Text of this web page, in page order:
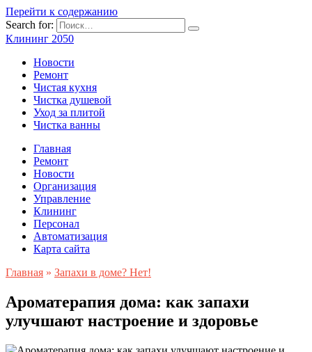
Перейти к содержанию
Search for:
Клининг 2050
Новости
Ремонт
Чистая кухня
Чистка душевой
Уход за плитой
Чистка ванны
Главная
Ремонт
Новости
Организация
Управление
Клининг
Персонал
Автоматизация
Карта сайта
Главная » Запахи в доме? Нет!
Ароматерапия дома: как запахи
улучшают настроение и здоровье